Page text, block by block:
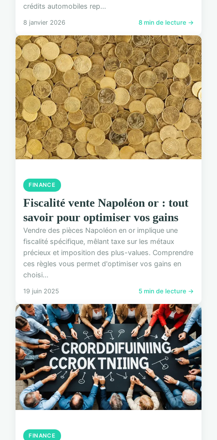
crédits automobiles rep...
8 janvier 2026 8 min de lecture →
FINANCE
Fiscalité vente Napoléon or : tout
savoir pour optimiser vos gains
Vendre des pièces Napoléon en or implique une
fiscalité spécifique, mêlant taxe sur les métaux
précieux et imposition des plus-values. Comprendre
ces règles vous permet d'optimiser vos gains en
choisi...
19 juin 2025 5 min de lecture →
FINANCE